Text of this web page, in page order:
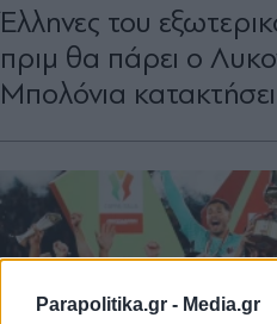
Parapolitika.gr - Media.gr
Έλληνες του
πριμ θα πάρει ο
Μπολόνια